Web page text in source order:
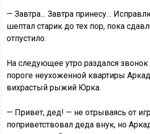
— Завтра… Завтра принесу…
шептал старик до тех пор, пока
отпустило.
На следующее утро раздался
пороге неухоженной квартиры
вихрастый рыжий Юрка.
— Привет, дед! — не отрываясь от
поприветствовал деда внук, но